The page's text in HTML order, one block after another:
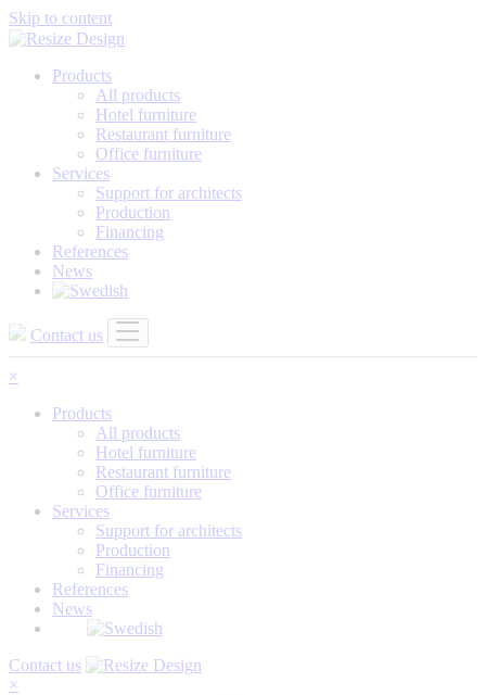
Skip to content
Products
All products
Hotel furniture
Restaurant furniture
Office furniture
Services
Support for architects
Production
Financing
References
News
Contact us
×
Products
All products
Hotel furniture
Restaurant furniture
Office furniture
Services
Support for architects
Production
Financing
References
News
Contact us
×